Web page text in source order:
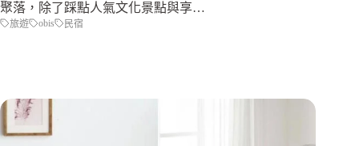
聚落，除了踩點人氣文化景點與享…
旅遊 obis 民宿